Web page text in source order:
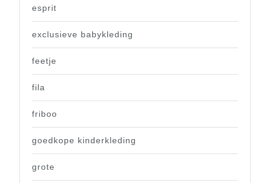
esprit
exclusieve babykleding
feetje
fila
friboo
goedkope kinderkleding
grote